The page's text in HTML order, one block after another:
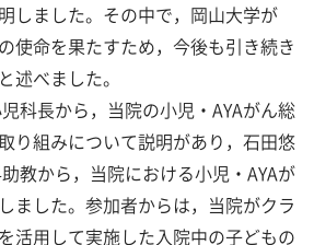
しました。その中で，岡山大学が
使命を果たすため，今後も引き続き
述べました。
科長から，当院の小児・AYAがん総
り組みについて説明があり，石田悠
教から，当院における小児・AYAが
ました。参加者からは，当院がクラ
活用して実施した入院中の子どもの